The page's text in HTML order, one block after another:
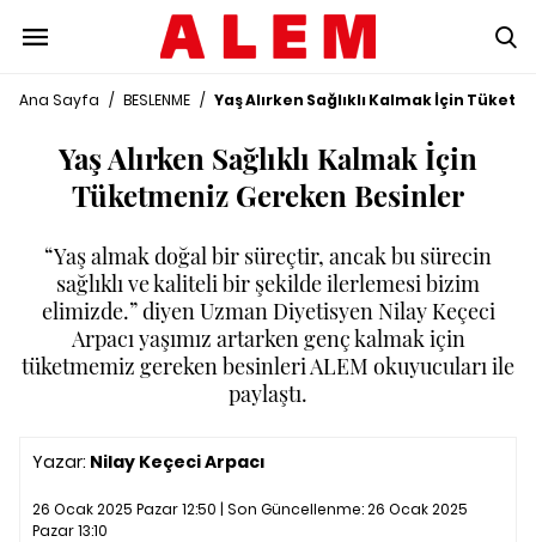
Ana Sayfa / BESLENME / Yaş Alırken Sağlıklı Kalmak İçin
Yaş Alırken Sağlıklı Kalmak İçin
Tüketmeniz Gereken Besinler
“Yaş almak doğal bir süreçtir, ancak bu sürecin
sağlıklı ve kaliteli bir şekilde ilerlemesi bizim
elimizde.” diyen Uzman Diyetisyen Nilay Keçeci
Arpacı yaşımız artarken genç kalmak için
tüketmemiz gereken besinleri ALEM okuyucuları ile
paylaştı.
Yazar: Nilay Keçeci Arpacı
26 Ocak 2025 Pazar 12:50 | Son Güncellenme:26 Ocak 2025
Pazar 13:10